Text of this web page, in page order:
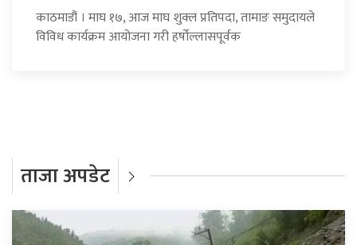
काठमाडौं । माघ १७, आज माघ शुक्ल प्रतिपदा, तामाङ समुदायले
विविध कार्यक्रम आयोजना गरी हर्षोल्लासपूर्वक
ताजा अपडेट